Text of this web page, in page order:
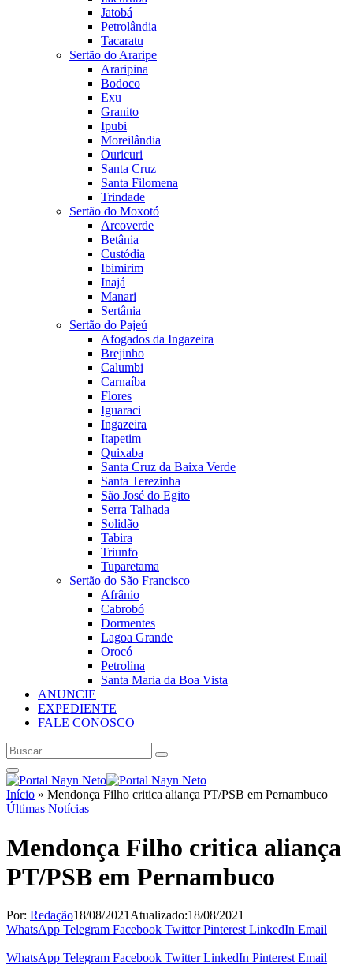
Jatobá
Petrolândia
Tacaratu
Sertão do Araripe
Araripina
Bodoco
Exu
Granito
Ipubi
Moreilândia
Ouricuri
Santa Cruz
Santa Filomena
Trindade
Sertão do Moxotó
Arcoverde
Betânia
Custódia
Ibimirim
Inajá
Manari
Sertânia
Sertão do Pajeú
Afogados da Ingazeira
Brejinho
Calumbi
Carnaíba
Flores
Iguaraci
Ingazeira
Itapetim
Quixaba
Santa Cruz da Baixa Verde
Santa Terezinha
São José do Egito
Serra Talhada
Solidão
Tabira
Triunfo
Tuparetama
Sertão do São Francisco
Afrânio
Cabrobó
Dormentes
Lagoa Grande
Orocó
Petrolina
Santa Maria da Boa Vista
ANUNCIE
EXPEDIENTE
FALE CONOSCO
Início » Mendonça Filho critica aliança PT/PSB em Pernambuco
Últimas Notícias
Mendonça Filho critica aliança
PT/PSB em Pernambuco
Por: Redação18/08/2021 Atualizado:18/08/2021
WhatsApp Telegram Facebook Twitter Pinterest LinkedIn Email
WhatsApp Telegram Facebook Twitter LinkedIn Pinterest Email